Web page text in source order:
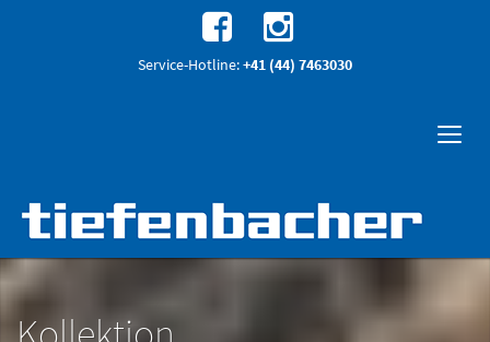
Service-Hotline:+41 (44) 7463030